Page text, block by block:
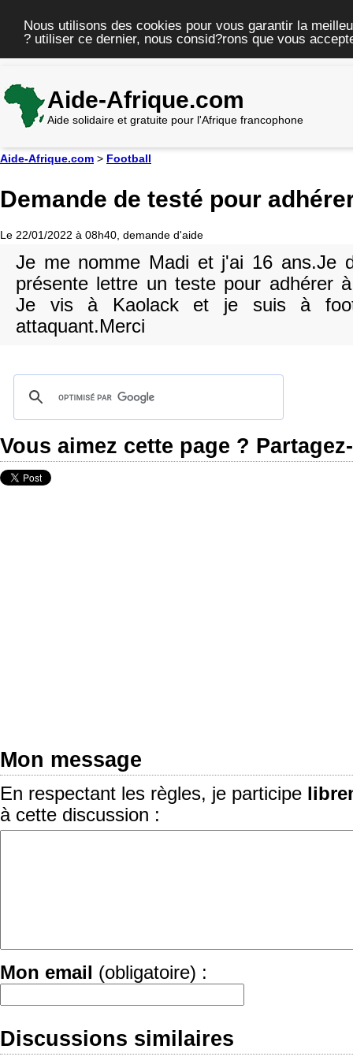
Nous utilisons des cookies pour vous garantir la
? utiliser ce dernier, nous consid?rons que vous
Aide-Afrique.com
Aide solidaire et gratuite pour l'Afrique francophone
Aide-Afrique.com > Football
Demande de testé pour
Le 22/01/2022 à 08h40, demande d'aide
Je me nomme Madi et j'ai 16 ans.Je
présente lettre un teste pour adhérer
Je vis à Kaolack et je suis à foot
attaquant.Merci
Vous aimez cette page ?
Mon message
En respectant les règles, je participe
à cette discussion :
Mon email (obligatoire) :
Discussions similaires